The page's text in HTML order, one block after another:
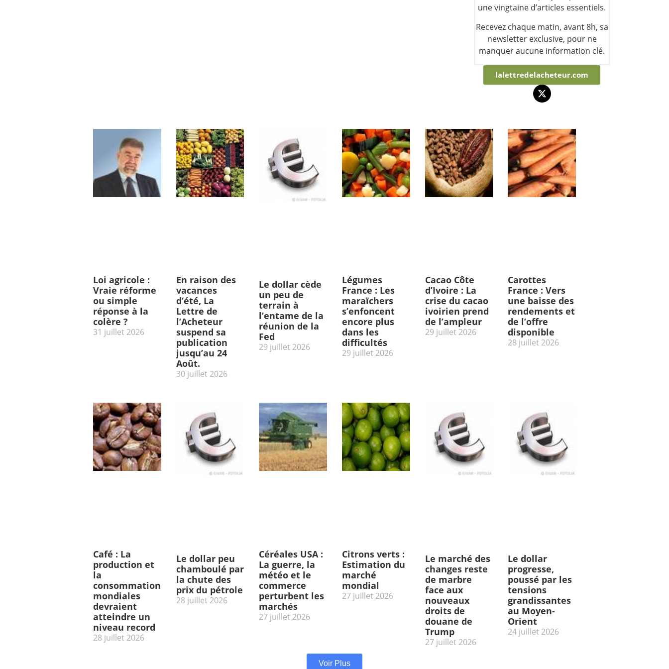
une vingtaine d’articles essentiels.
Recevez chaque matin, avant 8h, sa
newsletter exclusive, pour ne
manquer aucune information clé.
lalettredelacheteur.com
Loi agricole :
Vraie réforme
ou simple
réponse à la
colère ?
31 juillet 2026
En raison des
vacances
d’été, La
Lettre de
l’Acheteur
suspend sa
publication
jusqu’au 24
Août.
30 juillet 2026
Le dollar cède
un peu de
terrain à
l’entame de la
réunion de la
Fed
29 juillet 2026
Légumes
France : Les
maraïchers
s’enfoncent
encore plus
dans les
difficultés
29 juillet 2026
Cacao Côte
d’Ivoire : La
crise du cacao
ivoirien prend
de l’ampleur
29 juillet 2026
Carottes
France : Vers
une baisse des
rendements et
de l’offre
disponible
28 juillet 2026
Café : La
production et
la
consommation
mondiales
devraient
atteindre un
niveau record
28 juillet 2026
Le dollar peu
chamboulé par
la chute des
prix du pétrole
28 juillet 2026
Céréales USA :
La guerre, la
météo et le
commerce
perturbent les
marchés
27 juillet 2026
Citrons verts :
Estimation du
marché
mondial
27 juillet 2026
Le marché des
changes reste
de marbre
face aux
nouveaux
droits de
douane de
Trump
27 juillet 2026
Le dollar
progresse,
poussé par les
tensions
grandissantes
au Moyen-
Orient
24 juillet 2026
Voir Plus